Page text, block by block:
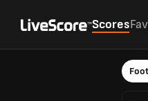
Scores